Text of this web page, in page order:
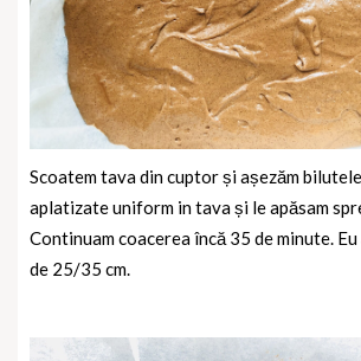
Scoatem tava din cuptor și așezăm
aplatizate uniform in tava și le apăsam
Continuam coacerea încă 35 de minute.
de 25/35 cm.